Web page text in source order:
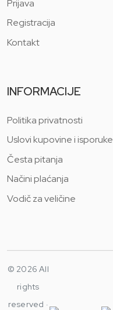
Prijava
Registracija
Kontakt
INFORMACIJE
Politika privatnosti
Uslovi kupovine i isporuke
Česta pitanja
Načini plaćanja
Vodič za veličine
© 2026 All
rights
reserved ·